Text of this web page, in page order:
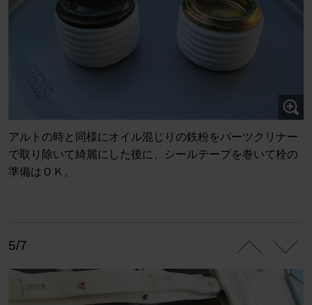
アルトの時と同様にオイル混じりの鉄粉をパーツクリナー
で取り除いて綺麗にした後に、シールテープを巻いて栓の
準備はＯＫ。
5/7